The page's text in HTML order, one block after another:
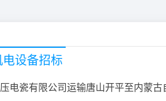
设备招标
电瓷有限公司运输唐山开平至内蒙